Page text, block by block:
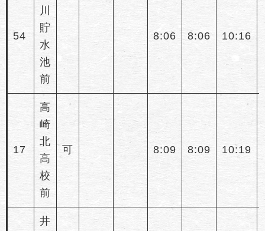
54
川
貯
水
池
前
8:06 8:06 10:16
17
高
崎
北
高
校
前
可 8:09 8:09 10:19
井